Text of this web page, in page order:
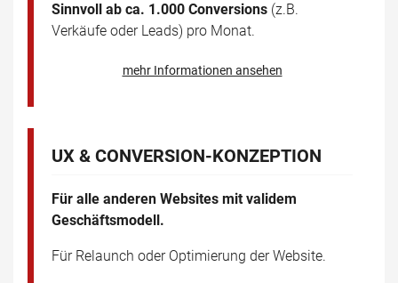
Sinnvoll ab ca. 1.000 Conversions (z.B.
Verkäufe oder Leads) pro Monat.
mehr Informationen ansehen
UX & CONVERSION-KONZEPTION
Für alle anderen Websites mit validem
Geschäftsmodell.
Für Relaunch oder Optimierung der Website.